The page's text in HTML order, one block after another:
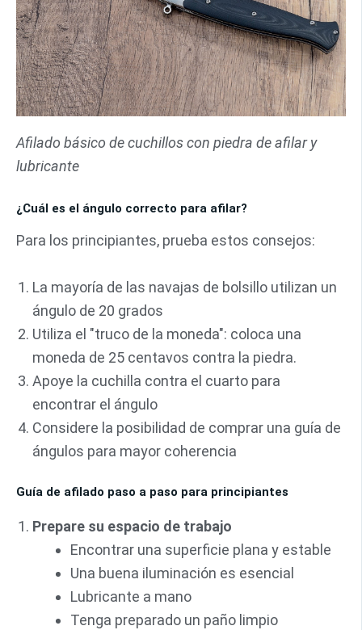
Afilado básico de cuchillos con piedra de afilar y
lubricante
¿Cuál es el ángulo correcto para afilar?
Para los principiantes, prueba estos consejos:
La mayoría de las navajas de bolsillo utilizan un
ángulo de 20 grados
Utiliza el "truco de la moneda": coloca una
moneda de 25 centavos contra la piedra.
Apoye la cuchilla contra el cuarto para
encontrar el ángulo
Considere la posibilidad de comprar una guía de
ángulos para mayor coherencia
Guía de afilado paso a paso para principiantes
Prepare su espacio de trabajo
Encontrar una superficie plana y estable
Una buena iluminación es esencial
Lubricante a mano
Tenga preparado un paño limpio